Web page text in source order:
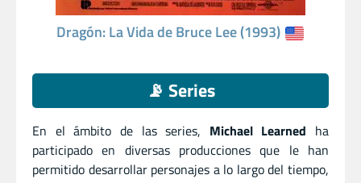
Dragón: La Vida de Bruce Lee (1993)
📡 Series
En el ámbito de las series, Michael Learned ha
participado en diversas producciones que le han
permitido desarrollar personajes a lo largo del tiempo,